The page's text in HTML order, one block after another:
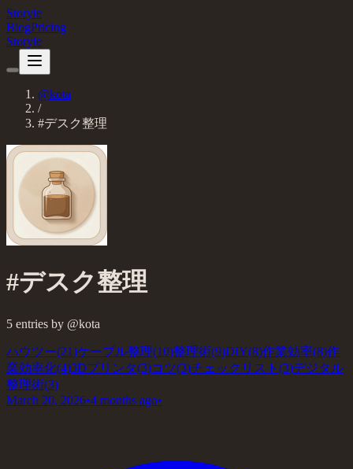
Storyie
BlogPricing
Storyie
@kota
/
#デスク整理
#デスク整理
5 entries by @kota
ハウツー(21)ケーブル整理(10)整理術(9)DIY(8)作業効率(8)作
業効率化(4)3Dプリンタ(3)コツ(3)チェックリスト (3)デジタル
整理術(3)
March 20, 2026•4 months ago•